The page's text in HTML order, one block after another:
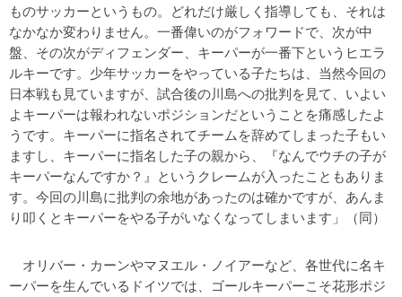
ものサッカーというもの。どれだけ厳しく指導しても、それは
なかなか変わりません。一番偉いのがフォワードで、次が中
盤、その次がディフェンダー、キーパーが一番下というヒエラ
ルキーです。少年サッカーをやっている子たちは、当然今回の
日本戦も見ていますが、試合後の川島への批判を見て、いよい
よキーパーは報われないポジションだということを痛感したよ
うです。キーパーに指名されてチームを辞めてしまった子もい
ますし、キーパーに指名した子の親から、『なんでウチの子が
キーパーなんですか？』というクレームが入ったこともありま
す。今回の川島に批判の余地があったのは確かですが、あんま
り叩くとキーパーをやる子がいなくなってしまいます」（同）
オリバー・カーンやマヌエル・ノイアーなど、各世代に名キ
ーパーを生んでいるドイツでは、ゴールキーパーこそ花形ポジ